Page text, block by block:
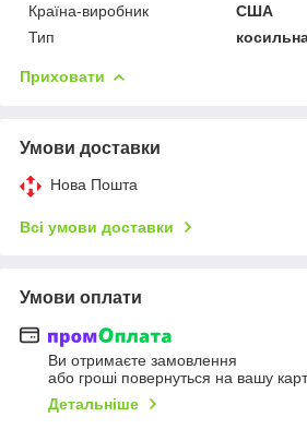
Країна-виробник
США
Тип
Приховати
Умови доставки
Нова Пошта
Всі умови доставки
Умови оплати
Ви отримаєте замовлення
або гроші повернуться на вашу
Детальніше